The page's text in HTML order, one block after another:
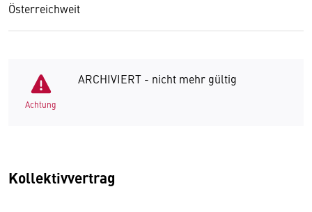
Österreichweit
Achtung
ARCHIVIERT - nicht mehr gültig
Kollektivvertrag